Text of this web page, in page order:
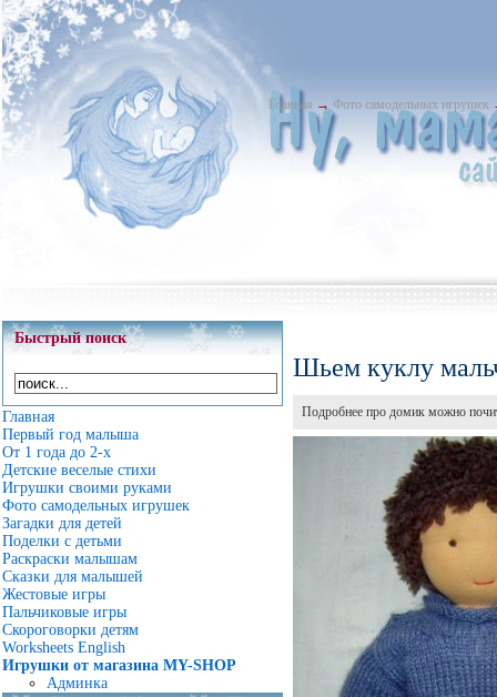
Главная → Фото самодельных игрушек
Быстрый поиск
Главная
Первый год малыша
От 1 года до 2-х
Детские веселые стихи
Игрушки своими руками
Фото самодельных игрушек
Загадки для детей
Поделки с детьми
Раскраски малышам
Сказки для малышей
Жестовые игры
Пальчиковые игры
Скороговорки детям
Worksheets English
Игрушки от магазина MY-SHOP
Админка
Шьем куклу
Подробнее про домик можно